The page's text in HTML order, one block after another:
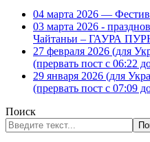
04 марта 2026 —
03 марта 2026 -
Чайтаньи – ГАУРА
27 февраля 2026 (для
(прервать пост с 06:22
29 января 2026 (для
(прервать пост с 07:09
Поиск